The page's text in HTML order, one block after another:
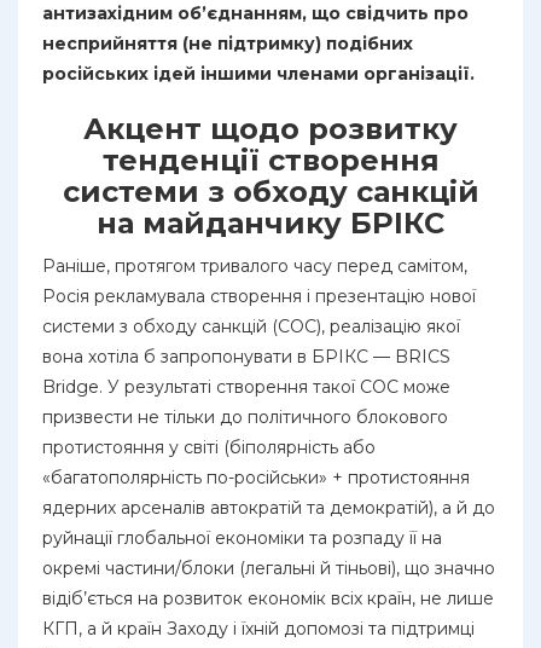
антизахідним об’єднанням, що свідчить про
несприйняття (не підтримку) подібних
російських ідей іншими членами організації.
Акцент щодо розвитку
тенденції створення
системи з обходу санкцій
на майданчику БРІКС
Раніше, протягом тривалого часу перед самітом,
Росія рекламувала створення і презентацію нової
системи з обходу санкцій (СОС), реалізацію якої
вона хотіла б запропонувати в БРІКС — BRICS
Bridge. У результаті створення такої СОС може
призвести не тільки до політичного блокового
протистояння у світі (біполярність або
«багатополярність по-російськи» + протистояння
ядерних арсеналів автократій та демократій), а й до
руйнації глобальної економіки та розпаду її на
окремі частини/блоки (легальні й тіньові), що значно
відіб’ється на розвиток економік всіх країн, не лише
КГП, а й країн Заходу і їхній допомозі та підтримці